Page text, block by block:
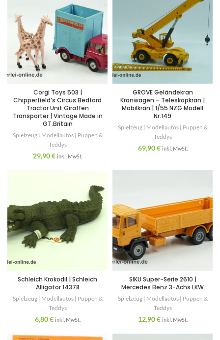
Corgi Toys 503 |
Chipperfield’s Circus Bedford
Tractor Unit Giraffen
Transporter | Vintage Made in
GT.Britain
Spielzeug | Modellautos | Puppen &
Teddys
29,90€ inkl. MwSt.
GROVE Geländekran
Kranwagen – Teleskopkran |
Mobilkran | 1/55 NZG Modell
Nr.149
Spielzeug | Modellautos | Puppen &
Teddys
69,90€ inkl. MwSt.
Schleich Krokodil | Schleich
Alligator 14378
Spielzeug | Modellautos | Puppen &
Teddys
6,80€ inkl. MwSt.
SIKU Super-Serie 2610 |
Mercedes Benz 3-Achs LKW
Spielzeug | Modellautos | Puppen &
Teddys
12,90€ inkl. MwSt.